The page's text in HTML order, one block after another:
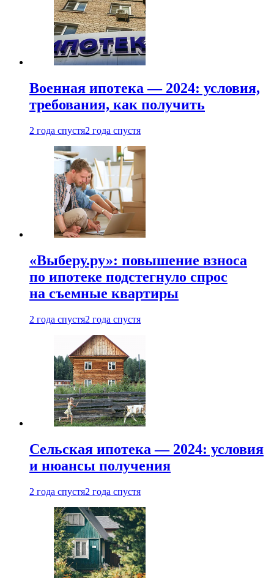
Военная ипотека — 2024: условия,
требования, как получить
2 года спустя2 года спустя
«Выберу.ру»: повышение взноса
по ипотеке подстегнуло спрос
на съемные квартиры
2 года спустя2 года спустя
Сельская ипотека — 2024: условия
и нюансы получения
2 года спустя2 года спустя